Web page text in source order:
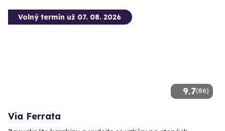
9.7(86)
Volný termín už 07. 08. 2026
Via Ferrata